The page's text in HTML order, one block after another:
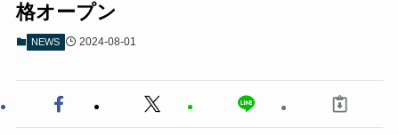
格オープン
NEWS 2024-08-01